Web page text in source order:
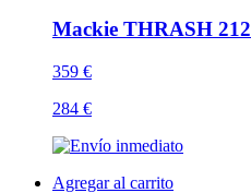
Mackie THRASH 212
359 €
284 €
Agregar al carrito